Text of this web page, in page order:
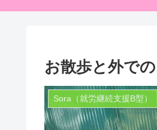
お散歩と外で
Sora（就労継続支援B型）